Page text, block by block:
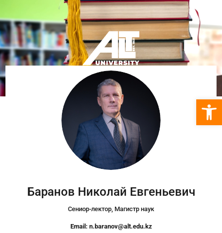
Баранов Николай Евгеньевич
Сениор-лектор, Магистр наук
Email: n.baranov@alt.edu.kz